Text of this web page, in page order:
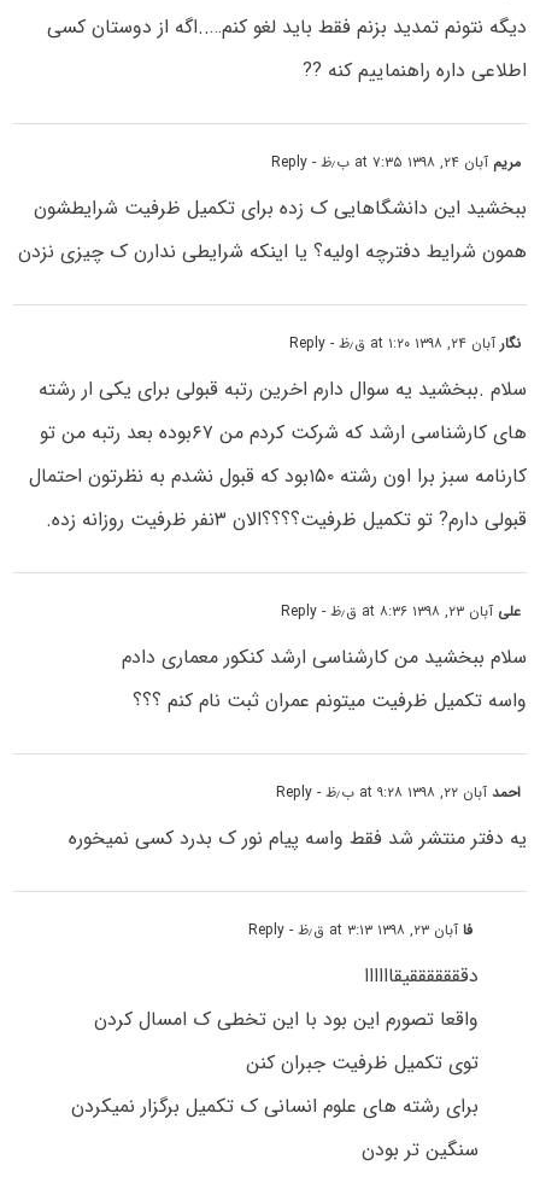
دیگه نتونم تمدید بزنم فقط باید لغو کنم…..اگه از دوستان کسی
اطلاعی داره راهنماییم کنه ??
مریم آبان ۲۴, ۱۳۹۸ at ۷:۳۵ ب٫ظ - Reply
ببخشید این دانشگاهایی ک زده برای تکمیل ظرفیت شرایطشون
همون شرایط دفترچه اولیه؟ یا اینکه شرایطی ندارن ک چیزی نزدن
نگارآبان ۲۴, ۱۳۹۸ at ۱:۲۰ ق٫ظ - Reply
سلام .ببخشید یه سوال دارم اخرین رتبه قبولی برای یکی ار رشته
های کارشناسی ارشد که شرکت کردم من ۶۷بوده بعد رتبه من تو
کارنامه سبز برا اون رشته ۱۵۰بود که قبول نشدم به نظرتون احتمال
قبولی دارم? تو تکمیل ظرفیت؟؟؟؟الان ۳نفر ظرفیت روزانه زده.
علی آبان ۲۳, ۱۳۹۸ at ۸:۳۶ ق٫ظ - Reply
سلام ببخشید من کارشناسی ارشد کنکور معماری دادم
واسه تکمیل ظرفیت میتونم عمران ثبت نام کنم ؟؟؟
احمدآبان ۲۲, ۱۳۹۸ at ۹:۲۸ ب٫ظ - Reply
یه دفتر منتشر شد فقط واسه پیام نور ک بدرد کسی نمیخوره
فاآبان ۲۳, ۱۳۹۸ at ۳:۱۳ ق٫ظ - Reply
دقققققققیقاااااا
واقعا تصورم این بود با این تخطی ک امسال کردن
توی تکمیل ظرفیت جبران کنن
برای رشته های علوم انسانی ک تکمیل برگزار نمیکردن
سنگین تر بودن